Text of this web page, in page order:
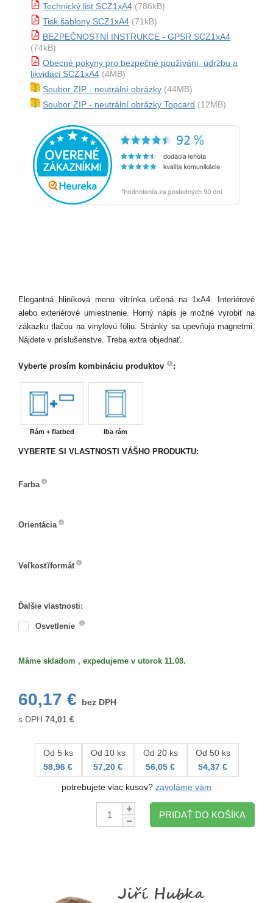
Technický list SCZ1xA4 (786kB)
Tisk šablony SCZ1xA4 (71kB)
BEZPEČNOSTNÍ INSTRUKCE - GPSR SCZ1xA4
(74kB)
Obecné pokyny pro bezpečné používání, údržbu a
likvidaci SCZ1xA4 (4MB)
Soubor ZIP - neutrální obrázky (44MB)
Soubor ZIP - neutrální obrázky Topcard (12MB)
Elegantná hliníková menu vitrínka určená na 1xA4. Interiérové
alebo exteriérové umiestnenie. Horný nápis je možné vyrobiť na
zákazku tlačou na vinylovú fóliu. Stránky sa upevňujú magnetmi.
Nájdete v príslušenstve. Treba extra objednať.
Vyberte prosím kombináciu produktov :
Rám + flatbed Iba rám
VYBERTE SI VLASTNOSTI VÁŠHO PRODUKTU:
Farba
Orientácia
Veľkosť/formát
Ďalšie vlastnosti:
Osvetlenie
Máme skladom , expedujeme v utorok 11.08.
60,17 €
bez DPH
s DPH 74,01 €
Od 5 ks
58,96 €
Od 10 ks
57,20 €
Od 20 ks
56,05 €
Od 50 ks
54,37 €
potrebujete viac kusov? zavoláme vám
Množstvo:
PRIDAŤ DO KOŠÍKA
Jiří Hubka